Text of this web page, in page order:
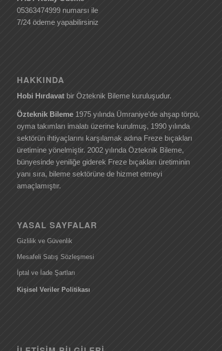
05363474999 numarsı ile
7/24 ödeme yapabilirsiniz
HAKKINDA
Hobi Hırdavatbir Özteknik Bileme kuruluşudur.
Özteknik Bileme1975 yılında Ümraniye’de ahşap törpü,
oyma takımları imalatı üzerine kurulmuş, 1990 yılında
sektörün ihtiyaçlarını karşılamak adına Freze bıçakları
üretimine yönelmiştir. 2002 yılında Özteknik Bileme,
bünyesinde yeniliğe giderek Freze bıçakları üretiminin
yanı sıra, bileme sektörüne de hizmet etmeyi
amaçlamıştır.
YASAL SAYFALAR
Gizlilik ve Güvenlik
Mesafeli Satış Sözleşmesi
İptal ve İade Şartları
Kişisel Veriler Politikası